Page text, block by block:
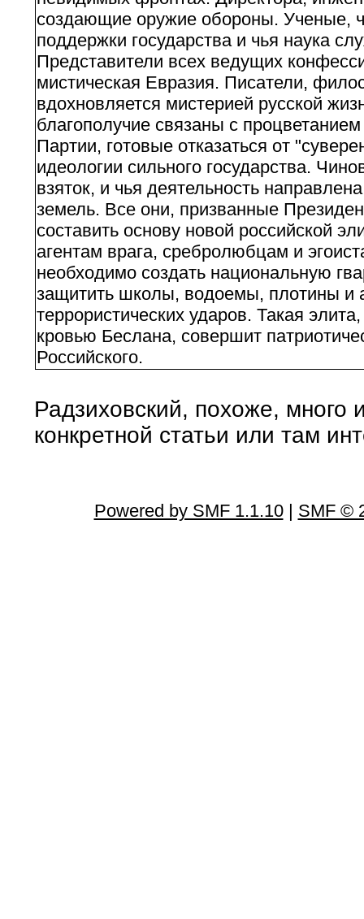
создающие оружие обороны. Ученые,
поддержки государства и чья наука
Представители всех ведущих
мистическая Евразия. Писатели,
вдохновляется мистерией русской
благополучие связаны с
Партии, готовые отказаться от
идеологии сильного государства.
взяток, и чья деятельность
земель. Все они, призванные
составить основу новой российской
агентам врага, сребролюбцам и
необходимо создать национальную
защитить школы, водоемы, плотины
террористических ударов. Такая
кровью Беслана, совершит
Российского.
Радзиховский, похоже, много
конкретной статьи или там
Powered by SMF 1.1.10| SMF ©